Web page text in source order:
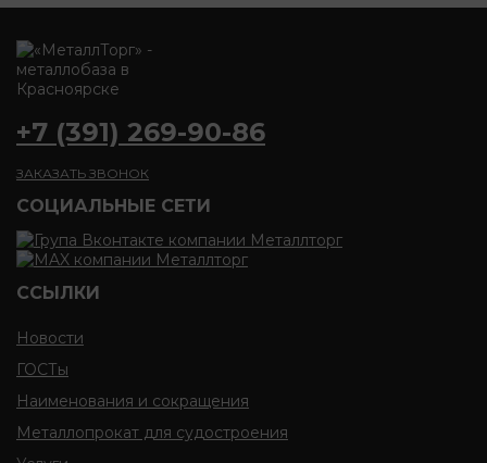
+7 (391) 269-90-86
ЗАКАЗАТЬ ЗВОНОК
CОЦИАЛЬНЫЕ СЕТИ
ССЫЛКИ
Новости
ГОСТы
Наименования и сокращения
Металлопрокат для судостроения